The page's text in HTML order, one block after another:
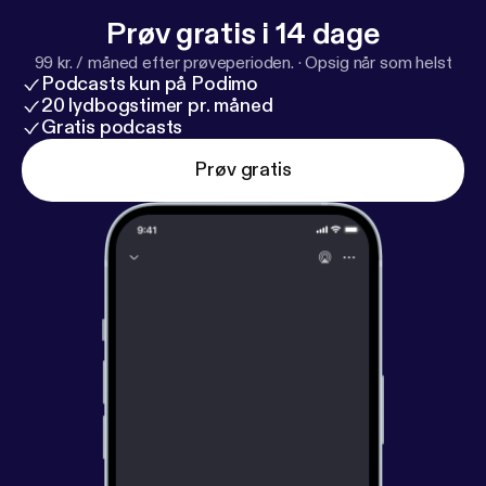
Prøv gratis i 14 dage
99 kr. / måned efter prøveperioden. ·Opsig når som helst
Podcasts kun på Podimo
20 lydbogstimer pr. måned
Gratis podcasts
Prøv gratis